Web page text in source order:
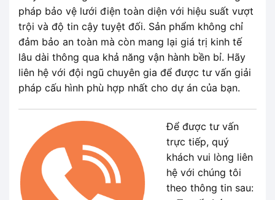
pháp bảo vệ lưới điện toàn diện với hiệu suất vượt
trội và độ tin cậy tuyệt đối. Sản phẩm không chỉ
đảm bảo an toàn mà còn mang lại giá trị kinh tế
lâu dài thông qua khả năng vận hành bền bỉ. Hãy
liên hệ với đội ngũ chuyên gia để được tư vấn giải
pháp cấu hình phù hợp nhất cho dự án của bạn.
Để được tư vấn
trực tiếp, quý
khách vui lòng liên
hệ với chúng tôi
theo thông tin sau: